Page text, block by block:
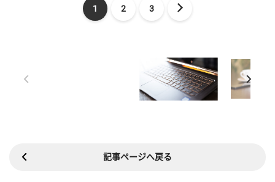
1 2 3
記事ページへ戻る